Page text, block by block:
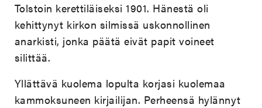
Tolstoin kerettiläiseksi 1901. Hänestä oli
kehittynyt kirkon silmissä uskonnollinen
anarkisti, jonka päätä eivät papit voineet
silittää.
Yllättävä kuolema lopulta korjasi kuolemaa
kammoksuneen kirjailijan. Perheensä hylännyt